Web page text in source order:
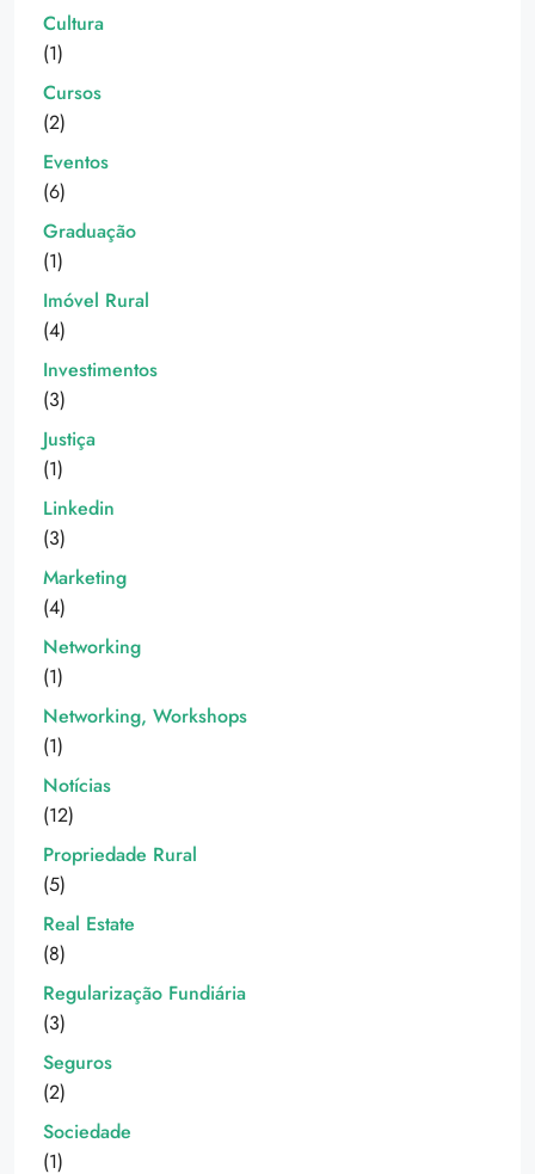
Cultura
(1)
Cursos
(2)
Eventos
(6)
Graduação
(1)
Imóvel Rural
(4)
Investimentos
(3)
Justiça
(1)
Linkedin
(3)
Marketing
(4)
Networking
(1)
Networking, Workshops
(1)
Notícias
(12)
Propriedade Rural
(5)
Real Estate
(8)
Regularização Fundiária
(3)
Seguros
(2)
Sociedade
(1)